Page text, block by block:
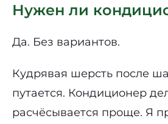
Нужен ли
Да. Без вариантов.
Кудрявая шерсть после
путается. Кондиционер
расчёсывается проще. Я